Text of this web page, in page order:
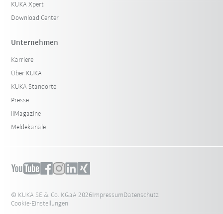
KUKA Xpert
Download Center
Unternehmen
Karriere
Über KUKA
KUKA Standorte
Presse
iiMagazine
Meldekanäle
© KUKA SE & Co. KGaA 2026ImpressumDatenschutz
Cookie-Einstellungen